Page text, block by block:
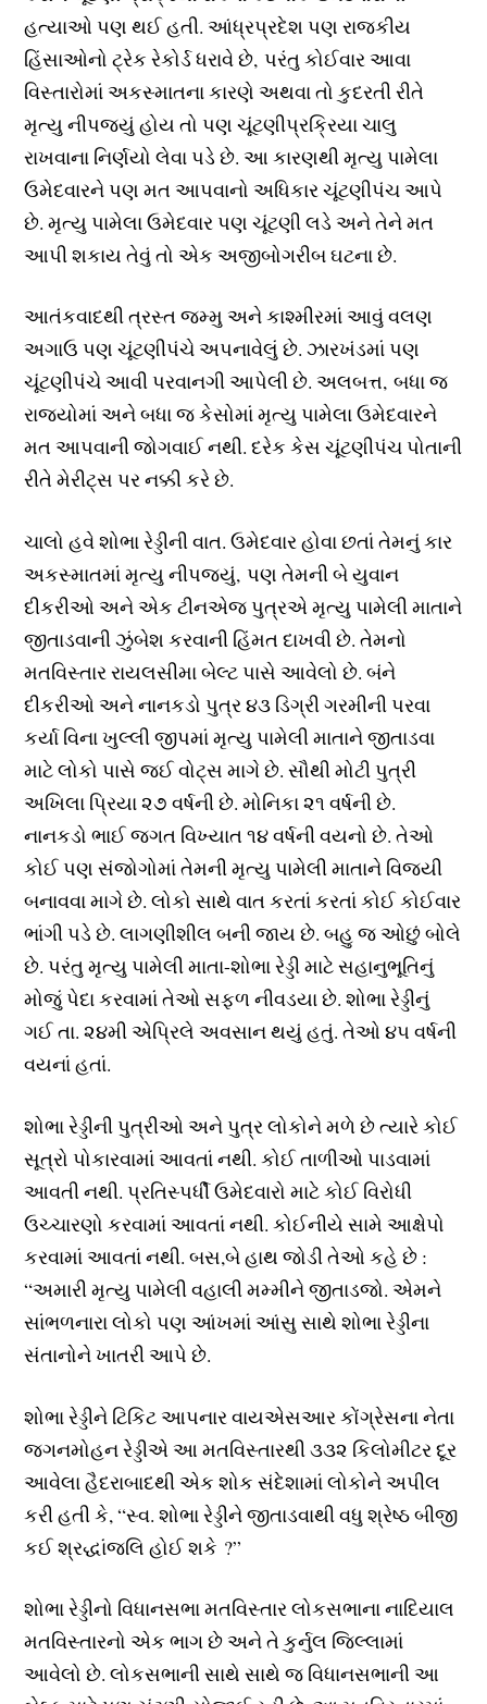
હત્યાઓ પણ થઈ હતી. આંધ્રપ્રદેશ પણ રાજકીય
હિંસાઓનો ટ્રેક રેકોર્ડ ધરાવે છે, પરંતુ કોઈવાર આવા
વિસ્તારોમાં અકસ્માતના કારણે અથવા તો કુદરતી રીતે
મૃત્યુ નીપજ્યું હોય તો પણ ચૂંટણીપ્રક્રિયા ચાલુ
રાખવાના નિર્ણયો લેવા પડે છે. આ કારણથી મૃત્યુ પામેલા
ઉમેદવારને પણ મત આપવાનો અધિકાર ચૂંટણીપંચ આપે
છે. મૃત્યુ પામેલા ઉમેદવાર પણ ચૂંટણી લડે અને તેને મત
આપી શકાય તેવું તો એક અજીબોગરીબ ઘટના છે.
આતંકવાદથી ત્રસ્ત જમ્મુ અને કાશ્મીરમાં આવું વલણ
અગાઉ પણ ચૂંટણીપંચે અપનાવેલું છે. ઝારખંડમાં પણ
ચૂંટણીપંચે આવી પરવાનગી આપેલી છે. અલબત્ત, બધા જ
રાજ્યોમાં અને બધા જ કેસોમાં મૃત્યુ પામેલા ઉમેદવારને
મત આપવાની જોગવાઈ નથી. દરેક કેસ ચૂંટણીપંચ પોતાની
રીતે મેરીટ્સ પર નક્કી કરે છે.
ચાલો હવે શોભા રેડ્ડીની વાત. ઉમેદવાર હોવા છતાં તેમનું કાર
અકસ્માતમાં મૃત્યુ નીપજ્યું, પણ તેમની બે યુવાન
દીકરીઓ અને એક ટીનએજ પુત્રએ મૃત્યુ પામેલી માતાને
જીતાડવાની ઝુંબેશ કરવાની હિંમત દાખવી છે. તેમનો
મતવિસ્તાર રાયલસીમા બેલ્ટ પાસે આવેલો છે. બંને
દીકરીઓ અને નાનકડો પુત્ર ૪૩ ડિગ્રી ગરમીની પરવા
કર્યા વિના ખુલ્લી જીપમાં મૃત્યુ પામેલી માતાને જીતાડવા
માટે લોકો પાસે જઈ વોટ્સ માગે છે. સૌથી મોટી પુત્રી
અખિલા પ્રિયા ૨૭ વર્ષની છે. મોનિકા ૨૧ વર્ષની છે.
નાનકડો ભાઈ જગત વિખ્યાત ૧૪ વર્ષની વયનો છે. તેઓ
કોઈ પણ સંજોગોમાં તેમની મૃત્યુ પામેલી માતાને વિજયી
બનાવવા માગે છે. લોકો સાથે વાત કરતાં કરતાં કોઈ કોઈવાર
ભાંગી પડે છે. લાગણીશીલ બની જાય છે. બહુ જ ઓછું બોલે
છે. પરંતુ મૃત્યુ પામેલી માતા-શોભા રેડ્ડી માટે સહાનુભૂતિનું
મોજું પેદા કરવામાં તેઓ સફળ નીવડયા છે. શોભા રેડ્ડીનું
ગઈ તા. ૨૪મી એપ્રિલે અવસાન થયું હતું. તેઓ ૪૫ વર્ષની
વયનાં હતાં.
શોભા રેડ્ડીની પુત્રીઓ અને પુત્ર લોકોને મળે છે ત્યારે કોઈ
સૂત્રો પોકારવામાં આવતાં નથી. કોઈ તાળીઓ પાડવામાં
આવતી નથી. પ્રતિસ્પર્ધી ઉમેદવારો માટે કોઈ વિરોધી
ઉચ્ચારણો કરવામાં આવતાં નથી. કોઈનીયે સામે આક્ષેપો
કરવામાં આવતાં નથી. બસ,બે હાથ જોડી તેઓ કહે છે :
“અમારી મૃત્યુ પામેલી વહાલી મમ્મીને જીતાડજો. એમને
સાંભળનારા લોકો પણ આંખમાં આંસુ સાથે શોભા રેડ્ડીના
સંતાનોને ખાતરી આપે છે.
શોભા રેડ્ડીને ટિકિટ આપનાર વાયએસઆર કોંગ્રેસના નેતા
જગનમોહન રેડ્ડીએ આ મતવિસ્તારથી ૩૩૨ કિલોમીટર દૂર
આવેલા હૈદરાબાદથી એક શોક સંદેશામાં લોકોને અપીલ
કરી હતી કે, “સ્વ. શોભા રેડ્ડીને જીતાડવાથી વધુ શ્રેષ્ઠ બીજી
કઈ શ્રદ્ધાંજલિ હોઈ શકે ?”
શોભા રેડ્ડીનો વિધાનસભા મતવિસ્તાર લોકસભાના નાદિયાલ
મતવિસ્તારનો એક ભાગ છે અને તે કુર્નુલ જિલ્લામાં
આવેલો છે. લોકસભાની સાથે સાથે જ વિધાનસભાની આ